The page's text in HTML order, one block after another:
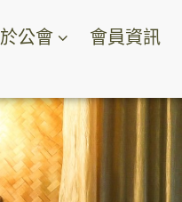
公會 會員資訊